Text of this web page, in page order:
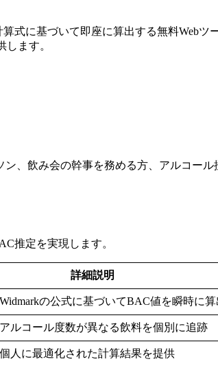
式に基づいて即座に算出する無料Web
ます。
、飲み会の幹事を務める方、アルコー
推定を実現します。
詳細説明
の公式に基づいてBAC値を瞬時に算
ルコール度数が異なる飲料を個別に追跡
人に最適化された計算結果を提供